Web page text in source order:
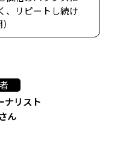
、リピートし続け
ナリスト
ん